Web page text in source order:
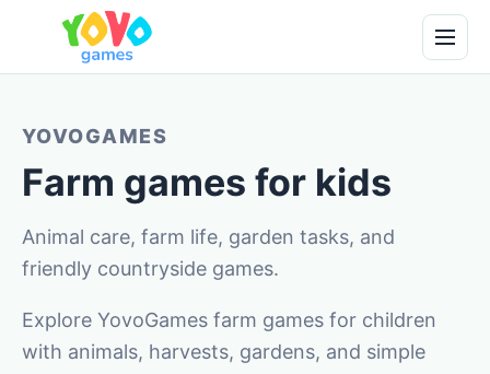
YOVOGAMES
Farm games for kids
Animal care, farm life, garden tasks, and
friendly countryside games.
Explore YovoGames farm games for children
with animals, harvests, gardens, and simple